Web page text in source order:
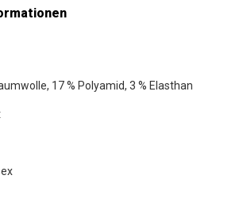
17 % Polyamid, 3 % Elasthan